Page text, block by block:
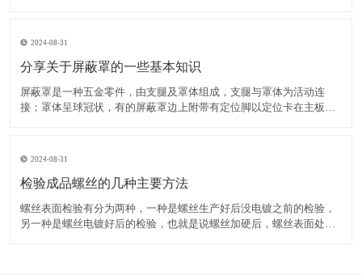
成你想要的盘子了，这就是冷冲压，就是直接用模具对五金材料
2024-08-31
分享关于屏蔽罩的一些基本知识
屏蔽罩是一种五金零件，由支腿及罩体组成，支腿与罩体为活动连
接；罩体呈球冠状，有的屏蔽罩边上附带有定位脚以定位卡在主板相
一个屏蔽架，屏蔽框扣在屏蔽架上），但方便后期对里面芯片及电
2024-08-31
检验成品螺丝的几种主要方法
螺丝表面检验有分为两种，一种是螺丝生产好后没电镀之前的检验，
另一种是螺丝电镀好后的检验，也就是说螺丝加硬后，螺丝表面处理